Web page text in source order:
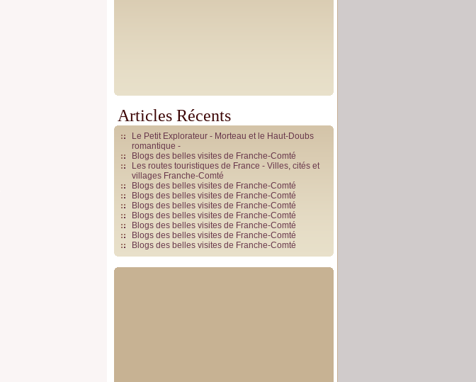
Articles Récents
Le Petit Explorateur - Morteau et le Haut-Doubs
romantique -
Blogs des belles visites de Franche-Comté
Les routes touristiques de France - Villes, cités et
villages Franche-Comté
Blogs des belles visites de Franche-Comté
Blogs des belles visites de Franche-Comté
Blogs des belles visites de Franche-Comté
Blogs des belles visites de Franche-Comté
Blogs des belles visites de Franche-Comté
Blogs des belles visites de Franche-Comté
Blogs des belles visites de Franche-Comté